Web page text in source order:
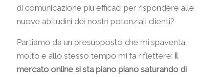
di comunicazione più efficaci per rispondere alle
nuove abitudini dei nostri potenziali clienti?
Partiamo da un presupposto che mi spaventa
molto e allo stesso tempo mi fa riflettere: il
mercato online si sta piano piano saturando di